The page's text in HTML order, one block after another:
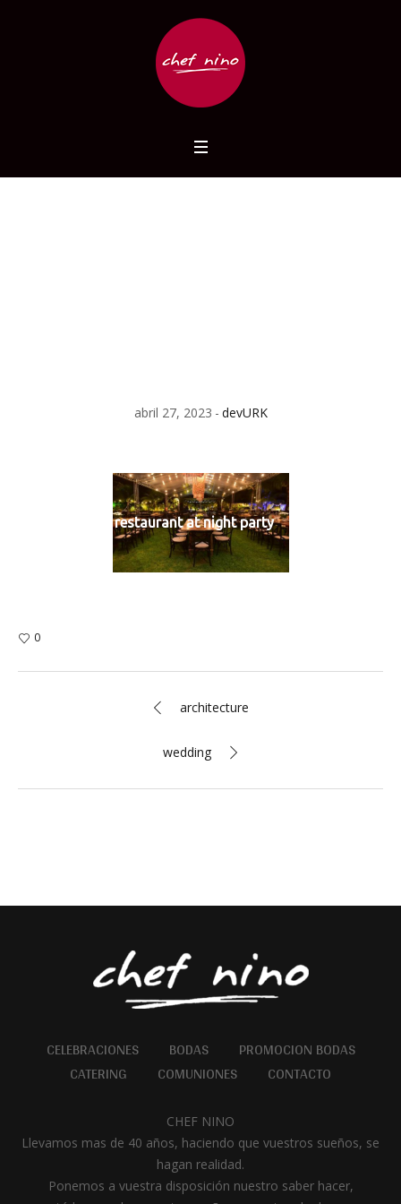
abril 27, 2023 devURK
restaurant at night party
0
architecture
wedding
CELEBRACIONES BODAS
PROMOCION BODAS
CATERING
COMUNIONES CONTACTO
CHEF NINO
Llevamos mas de 40 años, haciendo que vuestros sueños, se
hagan realidad.
Ponemos a vuestra disposición nuestro saber hacer,